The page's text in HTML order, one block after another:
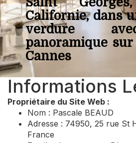
Californie, dans
verdure
panoramique
Cannes
Informations
Propriétaire du Site Web :
Nom : Pascale BEAUD
Adresse : 74950, 25 rue St
France